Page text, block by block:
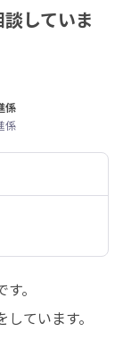
していま
係
係
。
ています。